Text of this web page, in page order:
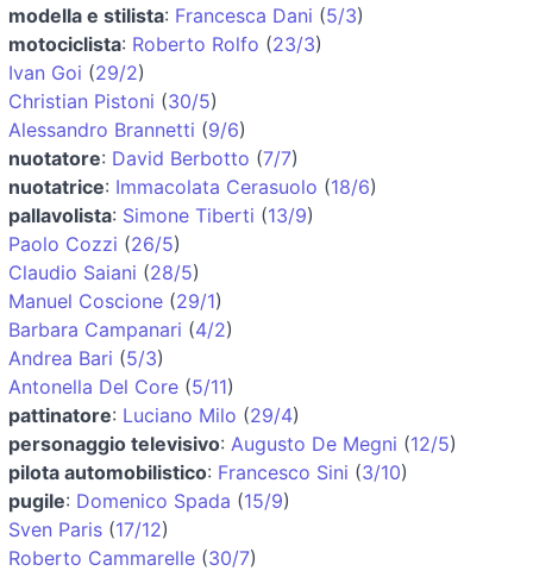
modella e stilista: Francesca Dani (5/3)
motociclista: Roberto Rolfo (23/3)
Ivan Goi (29/2)
Christian Pistoni (30/5)
Alessandro Brannetti (9/6)
nuotatore: David Berbotto (7/7)
nuotatrice: Immacolata Cerasuolo (18/6)
pallavolista: Simone Tiberti (13/9)
Paolo Cozzi (26/5)
Claudio Saiani (28/5)
Manuel Coscione (29/1)
Barbara Campanari (4/2)
Andrea Bari (5/3)
Antonella Del Core (5/11)
pattinatore: Luciano Milo (29/4)
personaggio televisivo: Augusto De Megni (12/5)
pilota automobilistico: Francesco Sini (3/10)
pugile: Domenico Spada (15/9)
Sven Paris (17/12)
Roberto Cammarelle (30/7)